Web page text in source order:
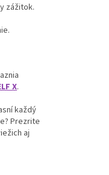
zážitok.
X.
každý
Prezrite
aj